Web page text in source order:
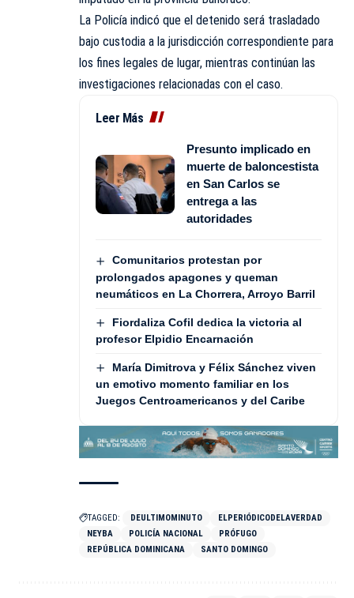
La Policía indicó que el detenido será trasladado
bajo custodia a la jurisdicción correspondiente para
los fines legales de lugar, mientras continúan las
investigaciones relacionadas con el caso.
Leer Más
Presunto implicado en
muerte de baloncestista
en San Carlos se
entrega a las
autoridades
Comunitarios protestan por
prolongados apagones y queman
neumáticos en La Chorrera, Arroyo Barril
Fiordaliza Cofil dedica la victoria al
profesor Elpidio Encarnación
María Dimitrova y Félix Sánchez viven
un emotivo momento familiar en los
Juegos Centroamericanos y del Caribe
TAGGED: DEULTIMOMINUTO
ELPERIÓDICODELAVERDAD
NEYBA
POLICÍA NACIONAL
PRÓFUGO
REPÚBLICA DOMINICANA
SANTO DOMINGO